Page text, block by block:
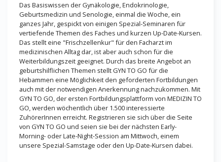
Das Basiswissen der Gynäkologie, Endokrinologie,
Geburtsmedizin und Senologie, einmal die Woche, ein
ganzes Jahr, gespickt von einigen Spezial-Seminaren für
vertiefende Themen des Faches und kurzen Up-Date-Kursen.
Das stellt eine "Frischzellenkur" für den Facharzt im
medizinischen Alltag dar, ist aber auch schon für die
Weiterbildungszeit geeignet. Durch das breite Angebot an
geburtshilflichen Themen stellt GYN TO GO für die
Hebammen eine Möglichkeit den geforderten Fortbildungen
auch mit der notwendigen Anerkennung nachzukommen. Mit
GYN TO GO, der ersten Fortbildungsplattform von MEDIZIN TO
GO, werden wöchentlich über 1.500 interessierte
ZuhörerInnen erreicht. Registrieren sie sich über die Seite
von GYN TO GO und seien sie bei der nächsten Early-
Morning- oder Late-Night-Session am Mittwoch, einem
unsere Spezial-Samstage oder den Up-Date-Kursen dabei.